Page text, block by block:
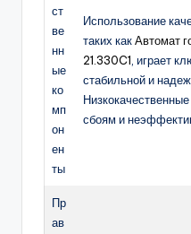
ст
ве
нн
ые
ко
мп
он
ен
ты
Использование
таких какАвтомат
21.330C1, играет
стабильной и
сбоям и
Пр
ав